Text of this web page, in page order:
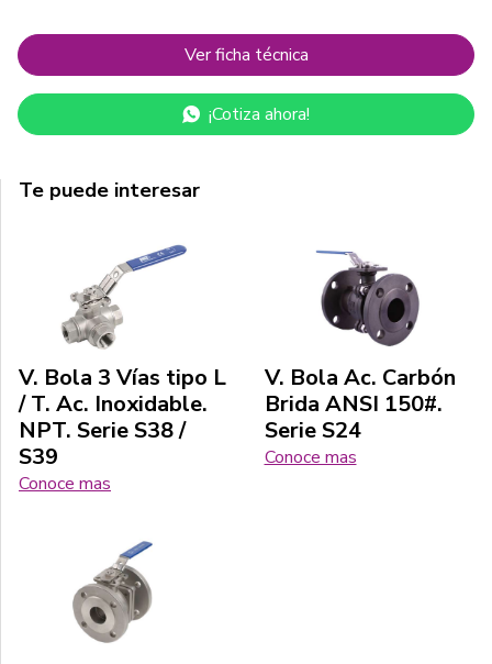
Ver ficha técnica
¡Cotiza ahora!
Te puede interesar
V. Bola 3 Vías tipo L
/ T. Ac. Inoxidable.
NPT. Serie S38 /
S39
Conoce mas
V. Bola Ac. Carbón
Brida ANSI 150#.
Serie S24
Conoce mas